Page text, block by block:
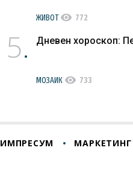
ЖИВОТvisibility 772
5 Дневен хороскоп:
МОЗАИК visibility 733
ИМПРЕСУМ МАРКЕТИНГ